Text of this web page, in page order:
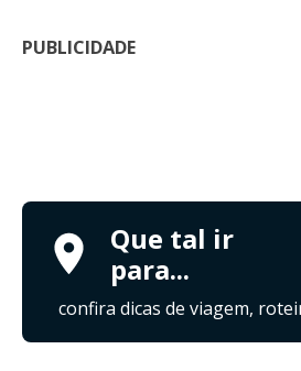
PUBLICIDADE
Que tal ir
para...
confira dicas de viagem,